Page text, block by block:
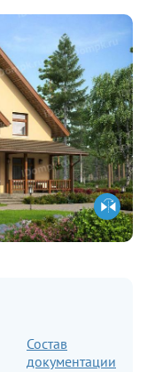
Состав
документации